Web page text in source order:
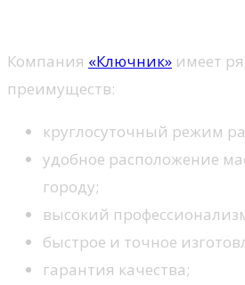
Компания «Ключник» имеет
преимуществ:
круглосуточный режим
удобное расположение
городу;
высокий
быстрое и точное
гарантия качества;